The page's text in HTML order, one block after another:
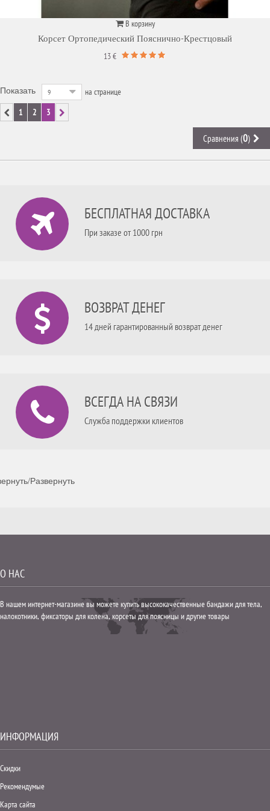
В корзину
Корсет Ортопедический Пояснично-Крестцовый
13 €
Показать 9
на странице
1
2 3
Сравнения (0)
БЕСПЛАТНАЯ ДОСТАВКА
При заказе от 1000 грн
ВОЗВРАТ ДЕНЕГ
14 дней гарантированный возврат денег
ВСЕГДА НА СВЯЗИ
Служба поддержки клиентов
Развернуть
О НАС
В нашем интернет-магазине вы можете купить высококачественные бандажи для тела,
налокотники, фиксаторы для колена, корсеты для поясницы и другие товары
ИНФОРМАЦИЯ
Скидки
Рекомендумые
Карта сайта